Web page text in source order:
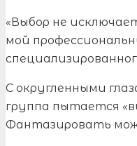
«Выбор не
мой
С округленными
группа пытается
Фантазировать